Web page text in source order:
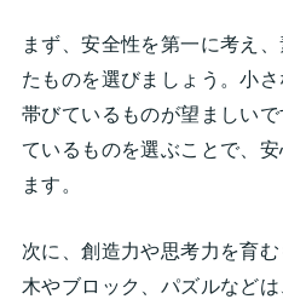
まず、安全性を第一に考え
たものを選びましょう。小
帯びているものが望ましい
ているものを選ぶことで、
ます。
次に、創造力や思考力を育
木やブロック、パズルなど